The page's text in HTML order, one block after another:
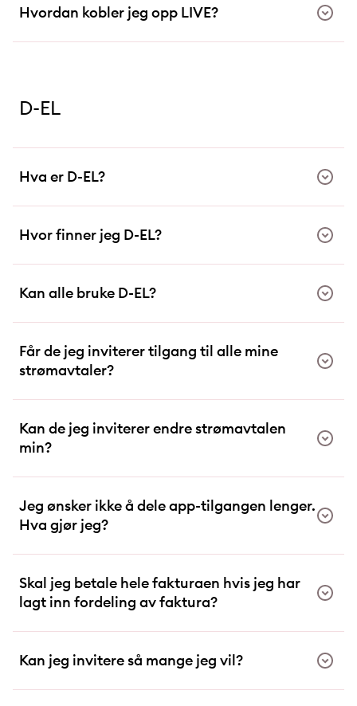
Hvordan kobler jeg opp LIVE?
D-EL
Hva er D-EL?
Hvor finner jeg D-EL?
Kan alle bruke D-EL?
Får de jeg inviterer tilgang til alle mine
strømavtaler?
Kan de jeg inviterer endre strømavtalen
min?
Jeg ønsker ikke å dele app-tilgangen lenger.
Hva gjør jeg?
Skal jeg betale hele fakturaen hvis jeg har
lagt inn fordeling av faktura?
Kan jeg invitere så mange jeg vil?